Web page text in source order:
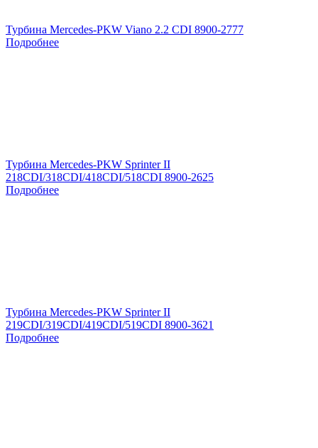
Турбина Mercedes-PKW Viano 2.2 CDI 8900-2777
Подробнее
Турбина Mercedes-PKW Sprinter II
218CDI/318CDI/418CDI/518CDI 8900-2625
Подробнее
Турбина Mercedes-PKW Sprinter II
219CDI/319CDI/419CDI/519CDI 8900-3621
Подробнее